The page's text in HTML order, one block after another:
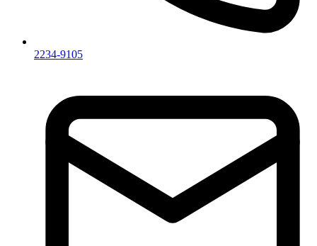
2234-9105